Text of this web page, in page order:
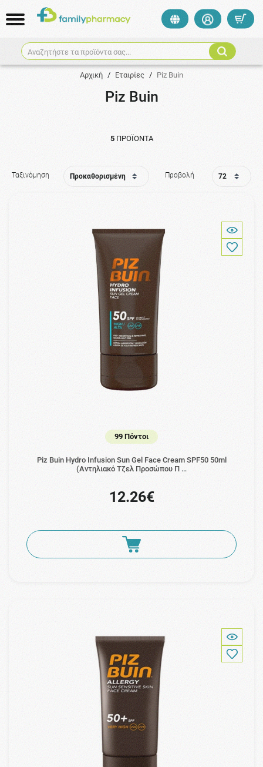
Αναζητήστε τα προϊόντα σας...
Αρχική / Εταιρίες / Piz Buin
Piz Buin
5ΠΡΟΪΌΝΤΑ
Ταξινόμηση Προβολή
99 Πόντοι
Piz Buin Hydro Infusion Sun Gel Face Cream SPF50 50ml
(Αντηλιακό Τζελ Προσώπου Π …
12.26€